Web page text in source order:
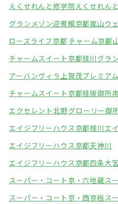
えくせれんと修学院えくせれん
グランメゾン迎賓館京都嵐山 ウ
ローズライフ京都 チャーム京都
チャームスイート京都桂川 グラ
アーバンヴィラ上賀茂プレミア
チャームスイート京都桂坂御所
エクセレント北野グローリー御
エイジフリーハウス京都桂川エ
エイジフリーハウス京都天神川
エイジフリーハウス京都四条大宮
スーパー・コート京・六地蔵ス
スーパー・コート京・西京極 ス